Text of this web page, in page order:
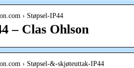
› Støpsel-IP44
– Clas Ohlson
› Støpsel-&-skjøteuttak-IP44